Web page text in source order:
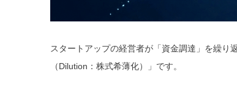
スタートアップの経営者が「資金調達」を繰り
（Dilution：株式希薄化）」です。